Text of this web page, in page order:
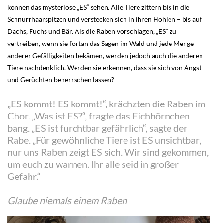
können das mysteriöse „ES“ sehen. Alle Tiere zittern bis in die
Schnurrhaarspitzen und verstecken sich in ihren Höhlen – bis auf
Dachs, Fuchs und Bär. Als die Raben vorschlagen, „ES“ zu
vertreiben, wenn sie fortan das Sagen im Wald und jede Menge
anderer Gefälligkeiten bekämen, werden jedoch auch die anderen
Tiere nachdenklich. Werden sie erkennen, dass sie sich von Angst
und Gerüchten beherrschen lassen?
„ES kommt! ES kommt!“, krächzten die Raben im
Chor. „Was ist ES?“, fragte das Eichhörnchen
bang. „ES ist furchtbar gefährlich“, sagte der
Rabe. „Für gewöhnliche Tiere ist ES unsichtbar,
nur uns Raben zeigt ES sich. Wir sind gekommen,
um euch zu warnen. Ihr alle seid in großer
Gefahr.“
Glaube niemals einem Raben